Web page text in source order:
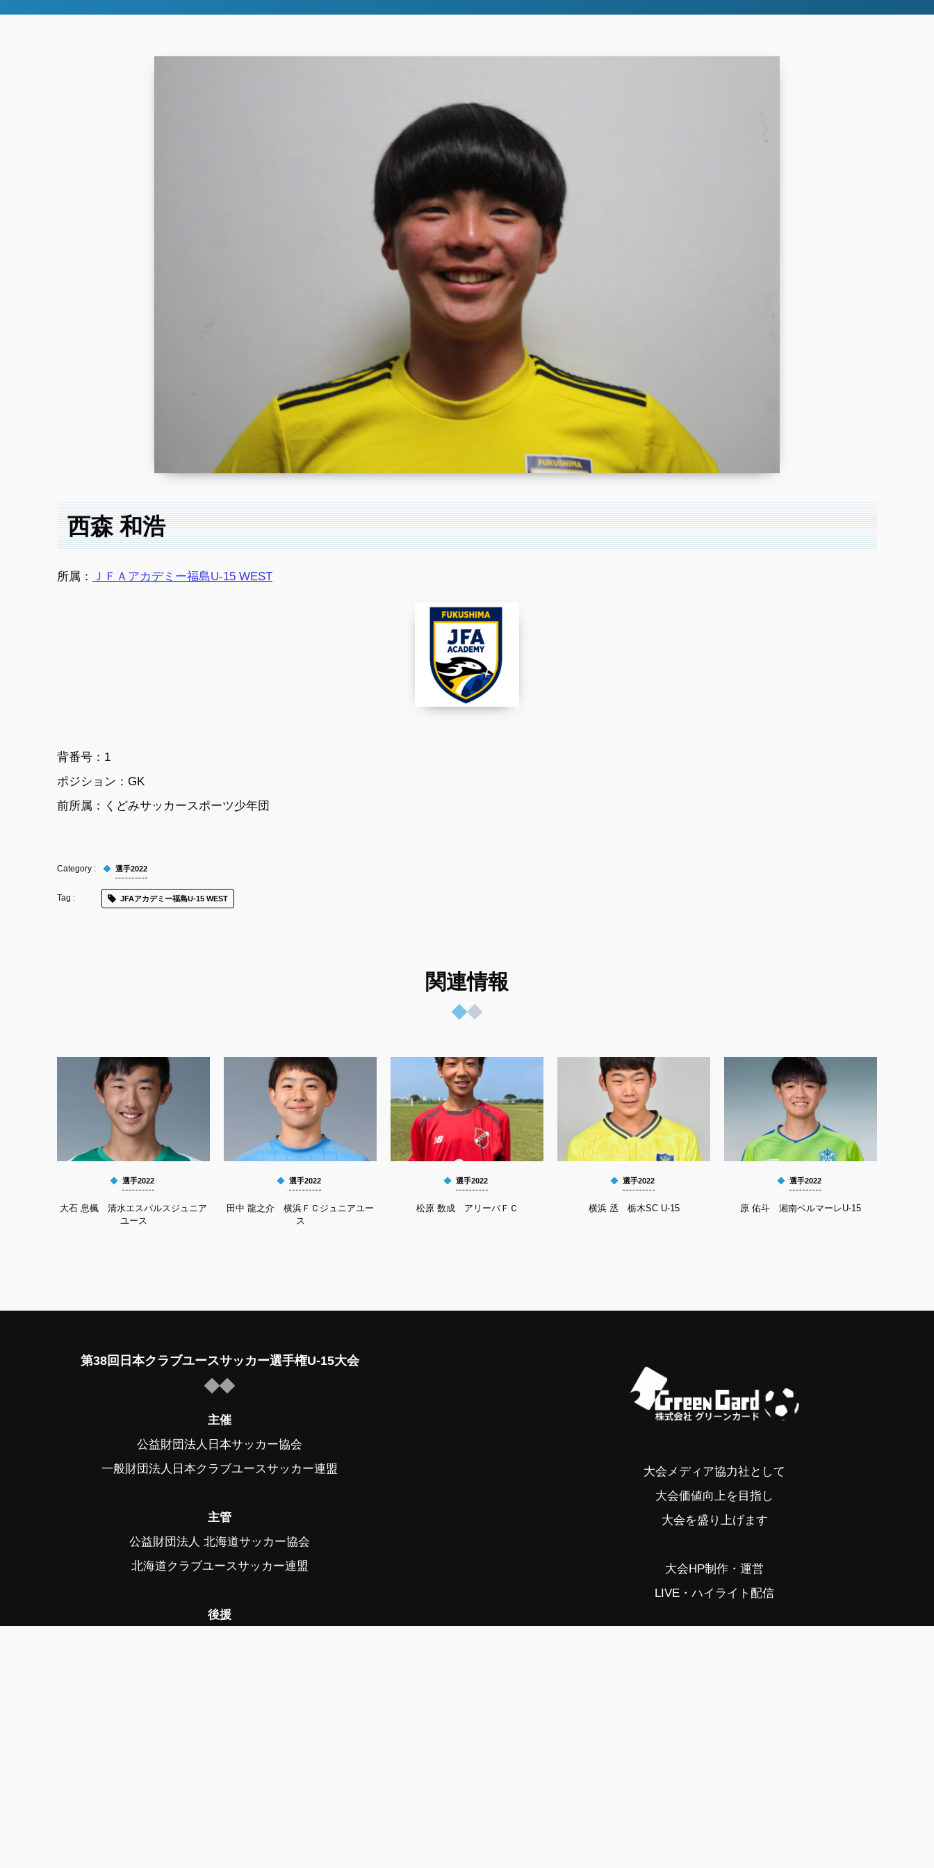
西森 和浩
所属： ＪＦＡアカデミー福島U-15 WEST
背番号：1
ポジション：GK
前所属：
くどみサッカースポーツ少年団
選手2022
JFAアカデミー福島U-15 WEST
関連情報
選手2022
大石 息楓 清水エスパルスジュニア
ユース
選手2022
田中 龍之介 横浜ＦＣジュニアユー
ス
選手2022
松原 数成 アリーバＦＣ
選手2022
横浜 丞 栃木SC U-15
選手2022
原 佑斗 湘南ベルマーレU-15
第38回日本クラブユースサッカー選手権U-15大会
主催
公益財団法人日本サッカー協会
一般財団法人日本クラブユースサッカー連盟
主管
公益財団法人 北海道サッカー協会
北海道クラブユースサッカー連盟
後援
大会メディア協力社として
大会価値向上を目指し
大会を盛り上げます
大会HP制作・運営
LIVE・ハイライト配信